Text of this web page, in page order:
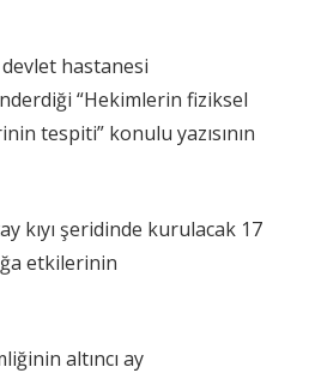
devlet hastanesi
“Hekimlerin fiziksel
tespiti” konulu yazısının
kıyı şeridinde kurulacak 17
etkilerinin
altıncı ay